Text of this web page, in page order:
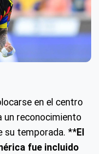
en el centro
un reconocimiento
su temporada. **El
fue incluido